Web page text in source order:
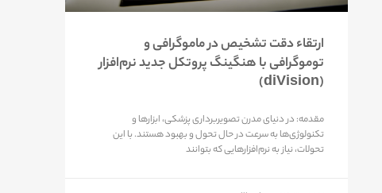
ارتقاء دقت تشخیص در ماموگرافی و
توموگرافی با هنگینگ پروتکل جدید نرم‌افزار
(diVision)
مقدمه: در دنیای مدرن تصویربرداری پزشکی، ابزارها و
تکنولوژی‌ها به سرعت در حال تحول و بهبود هستند. با این
تحولات، نیاز به نرم‌افزارهایی که بتوانند